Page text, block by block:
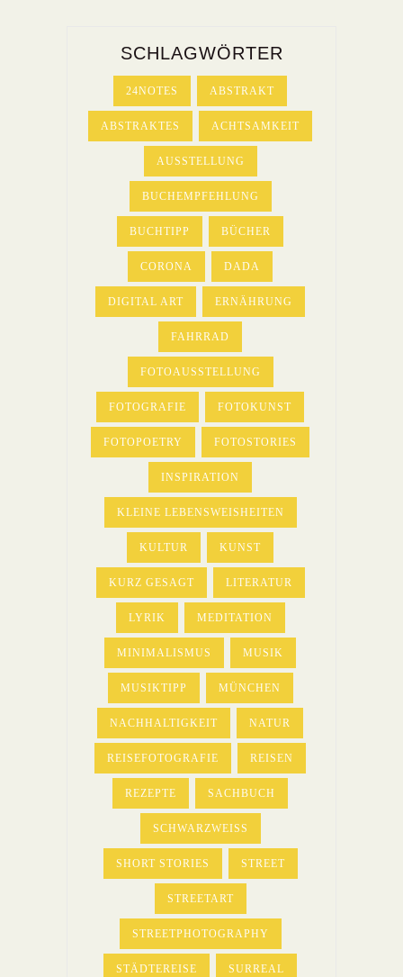
SCHLAGWÖRTER
24NOTES ABSTRAKT
ABSTRAKTES ACHTSAMKEIT
AUSSTELLUNG
BUCHEMPFEHLUNG
BUCHTIPP BÜCHER
CORONA DADA
DIGITAL ART ERNÄHRUNG
FAHRRAD
FOTOAUSSTELLUNG
FOTOGRAFIE FOTOKUNST
FOTOPOETRY FOTOSTORIES
INSPIRATION
KLEINE LEBENSWEISHEITEN
KULTUR KUNST
KURZ GESAGT LITERATUR
LYRIK MEDITATION
MINIMALISMUS MUSIK
MUSIKTIPP MÜNCHEN
NACHHALTIGKEIT NATUR
REISEFOTOGRAFIE REISEN
REZEPTE SACHBUCH
SCHWARZWEISS
SHORT STORIES STREET
STREETART
STREETPHOTOGRAPHY
STÄDTEREISE SURREAL